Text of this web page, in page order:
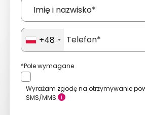
+48
*Pole wymagane
Wyrażam zgodę na otrzymywanie
SMS/MMS